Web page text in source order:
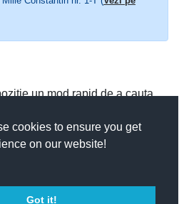
cookies to ensure you get
on our website!
Got it!
un mod rapid de a cauta
si localitate, sau direct dupa
postale dintr-o localitate
cod postal, utilizand functia de